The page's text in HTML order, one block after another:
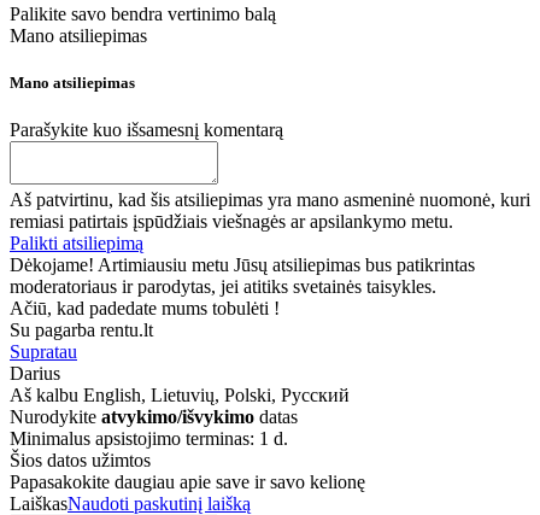
Palikite savo bendra vertinimo balą
Mano atsiliepimas
Mano atsiliepimas
Parašykite kuo išsamesnį komentarą
Aš patvirtinu, kad šis atsiliepimas yra mano asmeninė nuomonė, kuri
remiasi patirtais įspūdžiais viešnagės ar apsilankymo metu.
Palikti atsiliepimą
Dėkojame! Artimiausiu metu Jūsų atsiliepimas bus patikrintas
moderatoriaus ir parodytas, jei atitiks svetainės taisykles.
Ačiū, kad padedate mums tobulėti !
Su pagarba rentu.lt
Supratau
Darius
Aš kalbu English, Lietuvių, Polski, Русский
Nurodykite atvykimo/išvykimo datas
Minimalus apsistojimo terminas: 1 d.
Šios datos užimtos
Papasakokite daugiau apie save ir savo kelionę
LaiškasNaudoti paskutinį laišką